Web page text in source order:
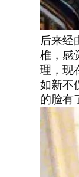
后来经
椎，感
理，现
如新不
的脸有